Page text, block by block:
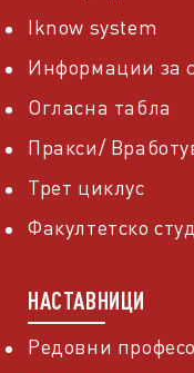
Iknow system
Информации за
Огласна табла
Пракси/
Трет циклус
Факултетско
НАСТАВНИЦИ
Редовни